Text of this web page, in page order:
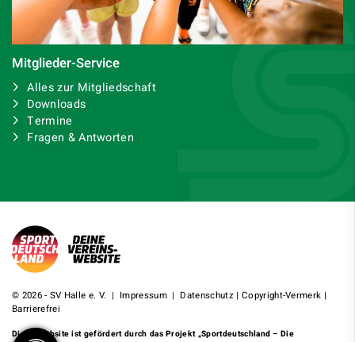
Mitglieder-Service
Alles zur Mitgliedschaft
Downloads
Termine
Fragen & Antworten
© 2026 - SV Halle e. V. | Impressum| Datenschutz | Copyright-Vermerk |
Barrierefrei
Diese Website ist gefördert durch das Projekt „Sportdeutschland – Die